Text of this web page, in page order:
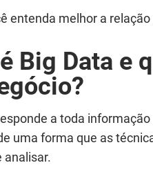
entenda melhor a
Big Data e
a toda
uma forma que as
analisar.